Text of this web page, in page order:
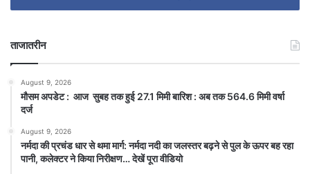
ताजातरीन
August 9, 2026
मौसम अपडेट : आज सुबह तक हुई 27.1 मिमी बारिश : अब तक 564.6 मिमी वर्षा
दर्ज
August 9, 2026
नर्मदा की प्रचंड धार से थमा मार्ग: नर्मदा नदी का जलस्तर बढ़ने से पुल के ऊपर बह रहा
पानी, कलेक्टर ने किया निरीक्षण… देखें पूरा वीडियो